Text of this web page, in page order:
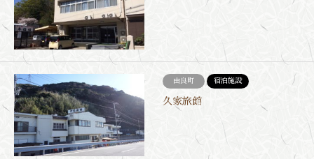
由良町 宿泊施設
久家旅館